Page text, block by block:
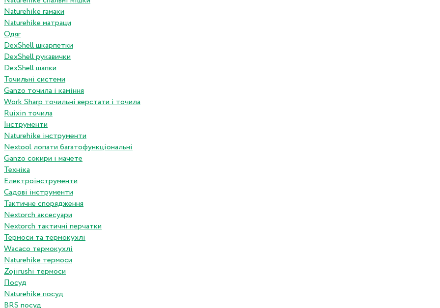
Naturehike гамаки
Naturehike матраци
Одяг
DexShell шкарпетки
DexShell рукавички
DexShell шапки
Точильні системи
Ganzo точила і каміння
Work Sharp точильні верстати і точила
Ruixin точила
Інструменти
Naturehike інструменти
Nextool лопати багатофункціональні
Ganzo сокири і мачете
Техніка
Електроінструменти
Садові інструменти
Тактичне спорядження
Nextorch аксесуари
Nextorch тактичні перчатки
Термоси та термокухлі
Wacaco термокухлі
Naturehike термоси
Zojirushi термоси
Посуд
Naturehike посуд
BRS посуд